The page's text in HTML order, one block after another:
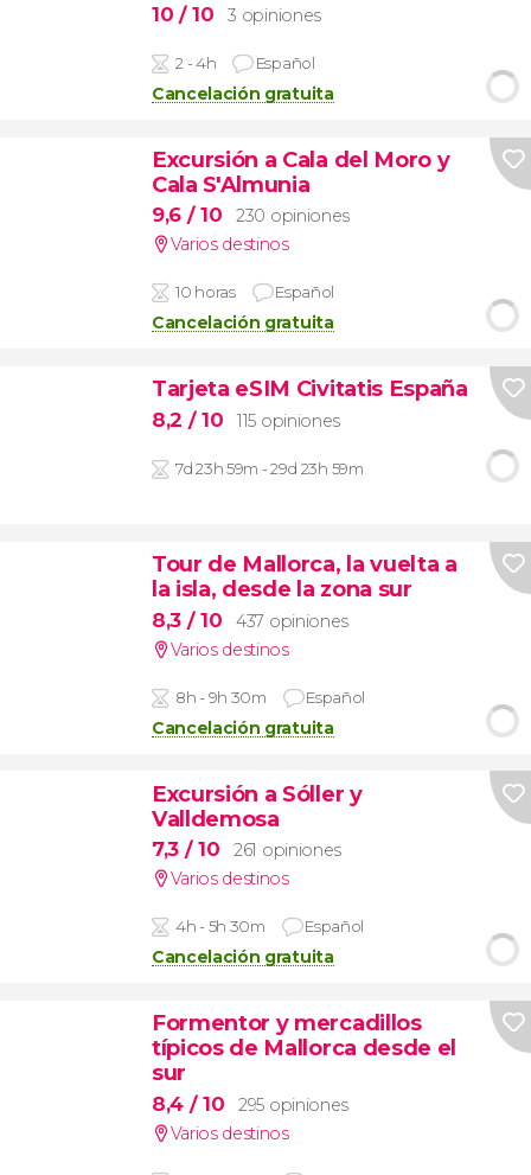
10 / 10 3 opiniones
2 - 4h Español
Cancelación gratuita
Excursión a Cala del Moro y
Cala S'Almunia
9,6 / 10
230 opiniones
Varios destinos
10 horas Español
Cancelación gratuita
Tarjeta eSIM Civitatis España
8,2 / 10 115 opiniones
7d 23h 59m - 29d 23h 59m
Tour de Mallorca, la vuelta a
la isla, desde la zona sur
8,3 / 10
437 opiniones
Varios destinos
8h - 9h 30m Español
Cancelación gratuita
Excursión a Sóller y
Valldemosa
7,3 / 10
261 opiniones
Varios destinos
4h - 5h 30m Español
Cancelación gratuita
Formentor y mercadillos
típicos de Mallorca desde el
sur
8,4 / 10
295 opiniones
Varios destinos